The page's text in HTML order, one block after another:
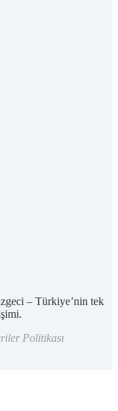
– Türkiye’nin tek
Politikası